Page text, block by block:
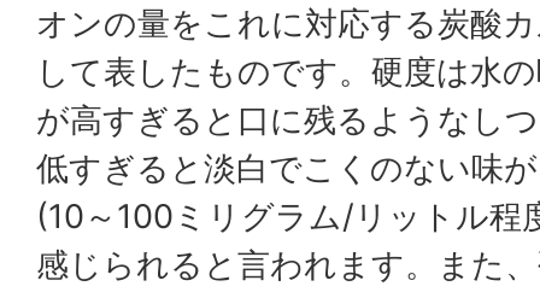
オンの量をこれに対応する炭酸
して表したものです。硬度は水
が高すぎると口に残るようなし
低すぎると淡白でこくのない味
(10～100ミリグラム/リットル程
感じられると言われます。また